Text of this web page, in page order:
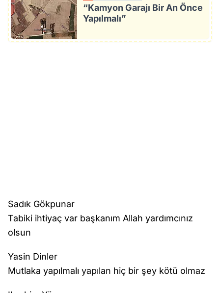
“Kamyon Garajı Bir An Önce
Yapılmalı”
Sadık Gökpunar
Tabiki ihtiyaç var başkanım Allah yardımcınız
olsun
Yasin Dinler
Mutlaka yapılmalı yapılan hiç bir şey kötü olmaz